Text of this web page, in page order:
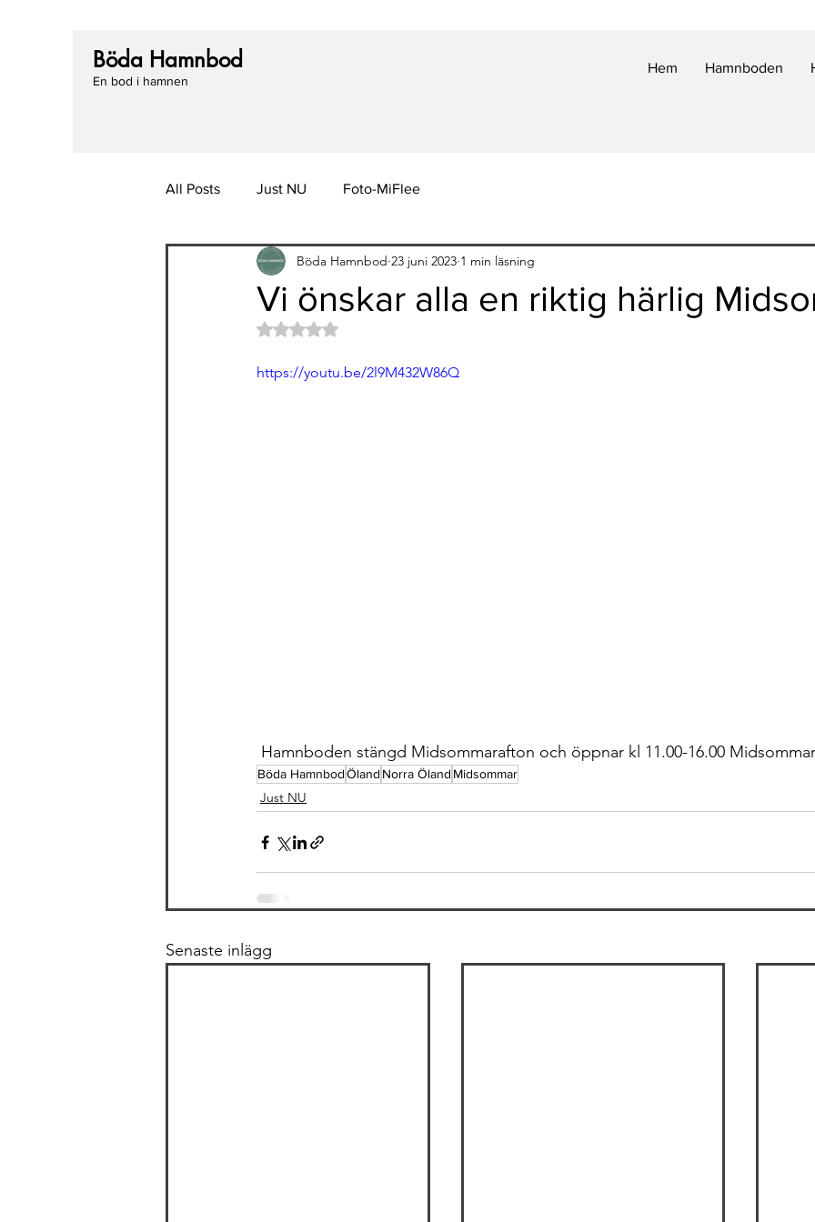
Böda Hamnbod
En bod i hamnen
Hem Hamnboden
All Posts Just NU Foto-MiFlee
Vi önskar alla en riktig härlig
Böda Hamnbod 23 juni 2023 1 min läsning
Betygsatt till NaN av 5 stjärnor.
https://youtu.be/2l9M432W86Q
Hamnboden stängd Midsommarafton och öppnar kl 11.00-16.00
Böda HamnbodÖland Norra Öland Midsommar
Just NU
Senaste inlägg